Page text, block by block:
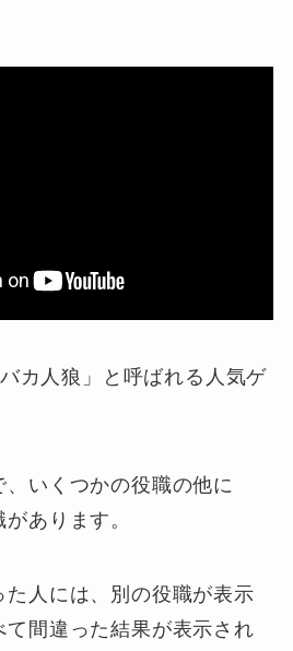
カ人狼」と呼ばれる人気ゲ
いくつかの役職の他に
あります。
人には、別の役職が表示
て間違った結果が表示され